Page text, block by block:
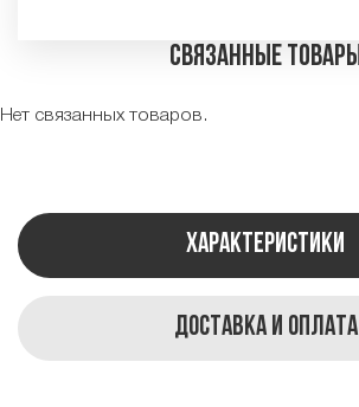
Связанные товары
Нет связанных товаров.
Характеристики
Доставка и оплата